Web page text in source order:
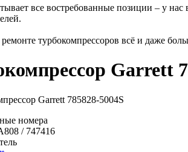
все востребованные позиции – у
турбокомпрессоров всё и даже
Garrett
номера
/ 747416